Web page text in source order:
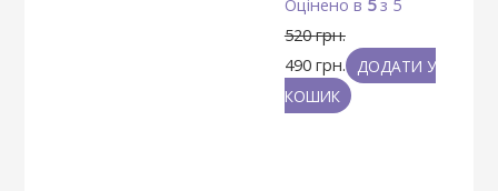
Оцінено в 5з 5
520грн.
490 грн.
ДОДАТИ У
КОШИК